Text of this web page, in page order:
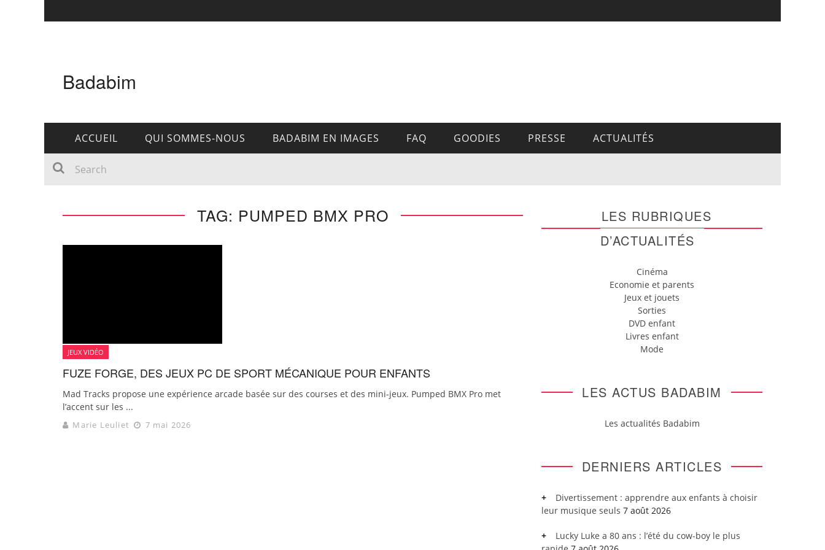
Badabim
ACCUEIL QUI SOMMES-NOUS BADABIM EN IMAGES FAQ GOODIES PRESSE ACTUALITÉS
TAG: PUMPED BMX PRO
JEUX VIDÉO
FUZE FORGE, DES JEUX PC DE SPORT MÉCANIQUE POUR ENFANTS
Mad Tracks propose une expérience arcade basée sur des courses et des mini-jeux. Pumped BMX Pro met
l’accent sur les ...
Marie Leuliet 7 mai 2026
LES RUBRIQUES
D’ACTUALITÉS
Cinéma
Economie et parents
Jeux et jouets
Sorties
DVD enfant
Livres enfant
Mode
LES ACTUS BADABIM
Les actualités Badabim
DERNIERS ARTICLES
Divertissement : apprendre aux enfants à choisir
leur musique seuls 7 août 2026
Lucky Luke a 80 ans : l’été du cow-boy le plus